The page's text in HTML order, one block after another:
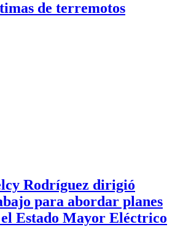
de terremotos
Rodríguez dirigió
para abordar planes
el Estado Mayor Eléctrico